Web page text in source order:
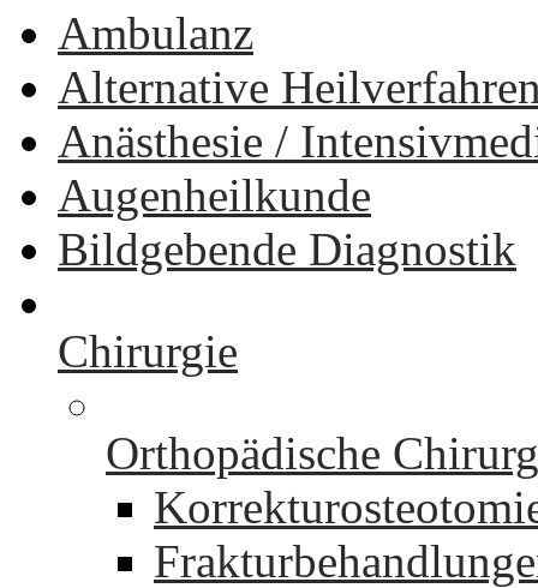
Ambulanz
Alternative
Anästhesie /
Augenheilkunde
Bildgebende Diagnostik
Chirurgie
Orthopädische